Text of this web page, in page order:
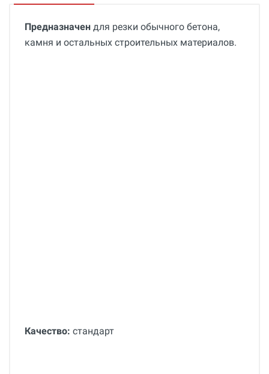
Предназначен для резки обычного бетона,
камня и остальных строительных материалов.
Качество: стандарт